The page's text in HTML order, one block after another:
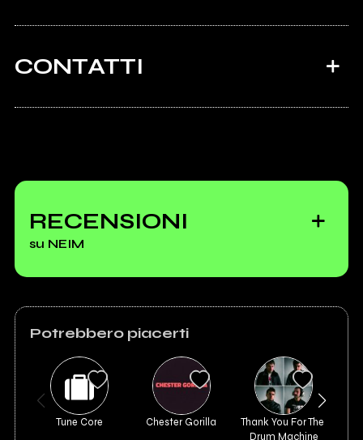
2024
Vento
2023
2022
Vai alla discografia
Requiem
CONTATTI
Youtube
Invia messaggio
RECENSIONI
su NEIM
Potrebbero piacerti
Tune Core Chester Gorilla
Thank You For The
Drum Machine